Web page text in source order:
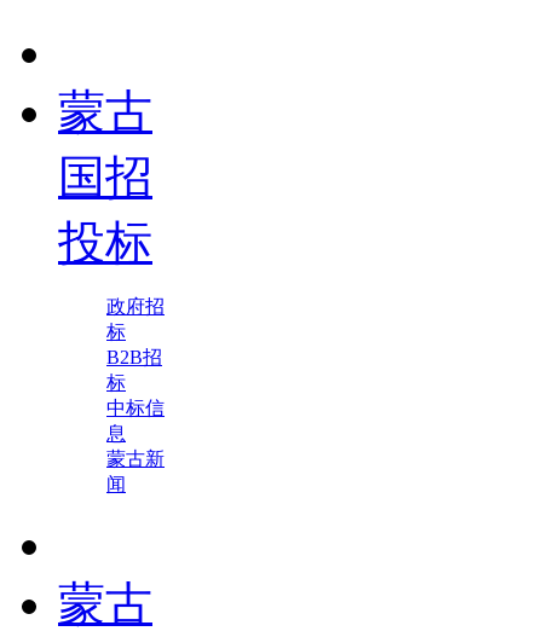
蒙古
国招
投标
政府招
标
B2B招
标
中标信
息
蒙古新
闻
蒙古